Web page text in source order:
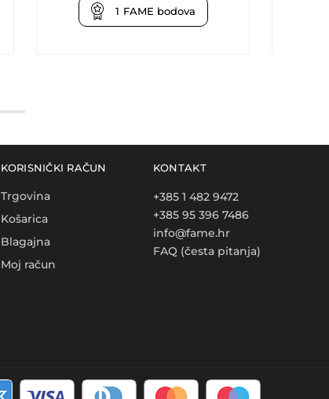
1 FAME bodova
KORISNIČKI RAČUN
Trgovina
Košarica
Blagajna
Moj račun
KONTAKT
+385 1 482 9472
+385 95 396 7486
info@fame.hr
FAQ (česta pitanja)